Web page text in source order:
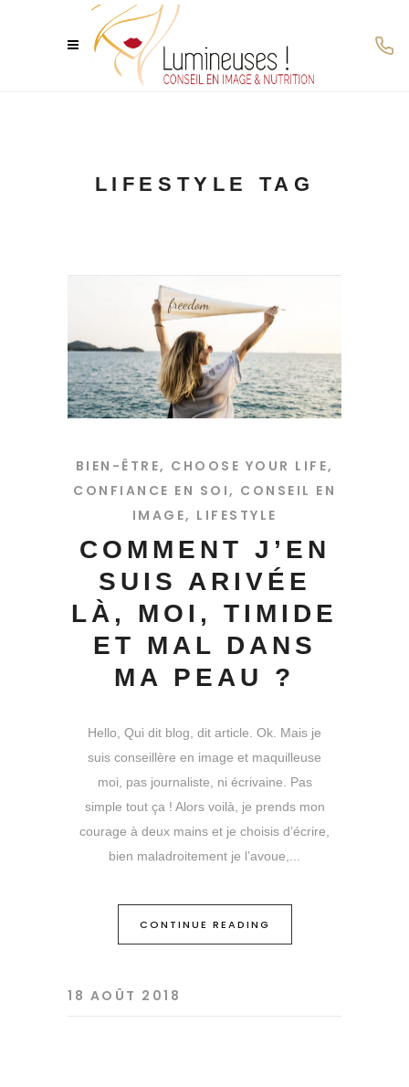
LIFESTYLE TAG
BIEN-ÊTRE, CHOOSE YOUR LIFE,
CONFIANCE EN SOI, CONSEIL EN
IMAGE, LIFESTYLE
COMMENT J’EN
SUIS ARIVÉE
LÀ, MOI, TIMIDE
ET MAL DANS
MA PEAU ?
Hello, Qui dit blog, dit article. Ok. Mais je
suis conseillère en image et maquilleuse
moi, pas journaliste, ni écrivaine. Pas
simple tout ça ! Alors voilà, je prends mon
courage à deux mains et je choisis d’écrire,
bien maladroitement je l’avoue,
CONTINUE READING
18 AOÛT 2018